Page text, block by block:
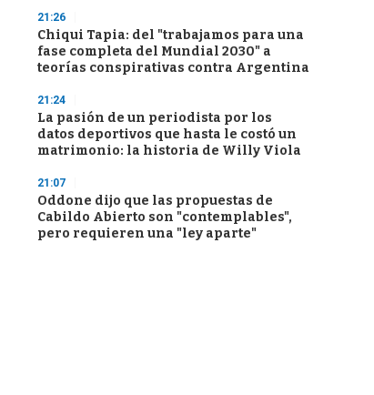
21:26
Chiqui Tapia: del "trabajamos para una
fase completa del Mundial 2030" a
teorías conspirativas contra Argentina
21:24
La pasión de un periodista por los
datos deportivos que hasta le costó un
matrimonio: la historia de Willy Viola
21:07
Oddone dijo que las propuestas de
Cabildo Abierto son "contemplables",
pero requieren una "ley aparte"